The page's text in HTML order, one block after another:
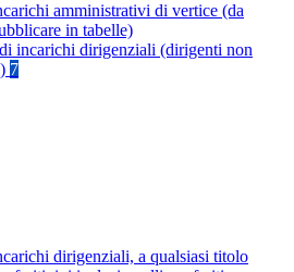
amministrativi di vertice (da
in tabelle)
incarichi dirigenziali (dirigenti non
7
dirigenziali, a qualsiasi titolo